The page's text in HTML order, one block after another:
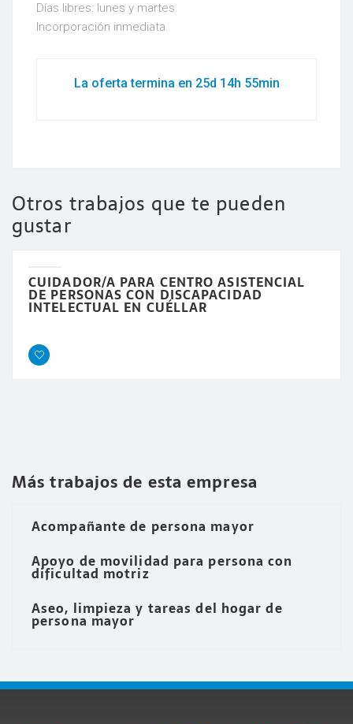
Días libres: lunes y martes.
Incorporación inmediata.
La oferta termina en 25d 14h 55min
Otros trabajos que te pueden
gustar
CUIDADOR/A PARA CENTRO ASISTENCIAL
DE PERSONAS CON DISCAPACIDAD
INTELECTUAL EN CUÉLLAR
Más trabajos de esta empresa
Acompañante de persona mayor
Apoyo de movilidad para persona con
dificultad motriz
Aseo, limpieza y tareas del hogar de
persona mayor